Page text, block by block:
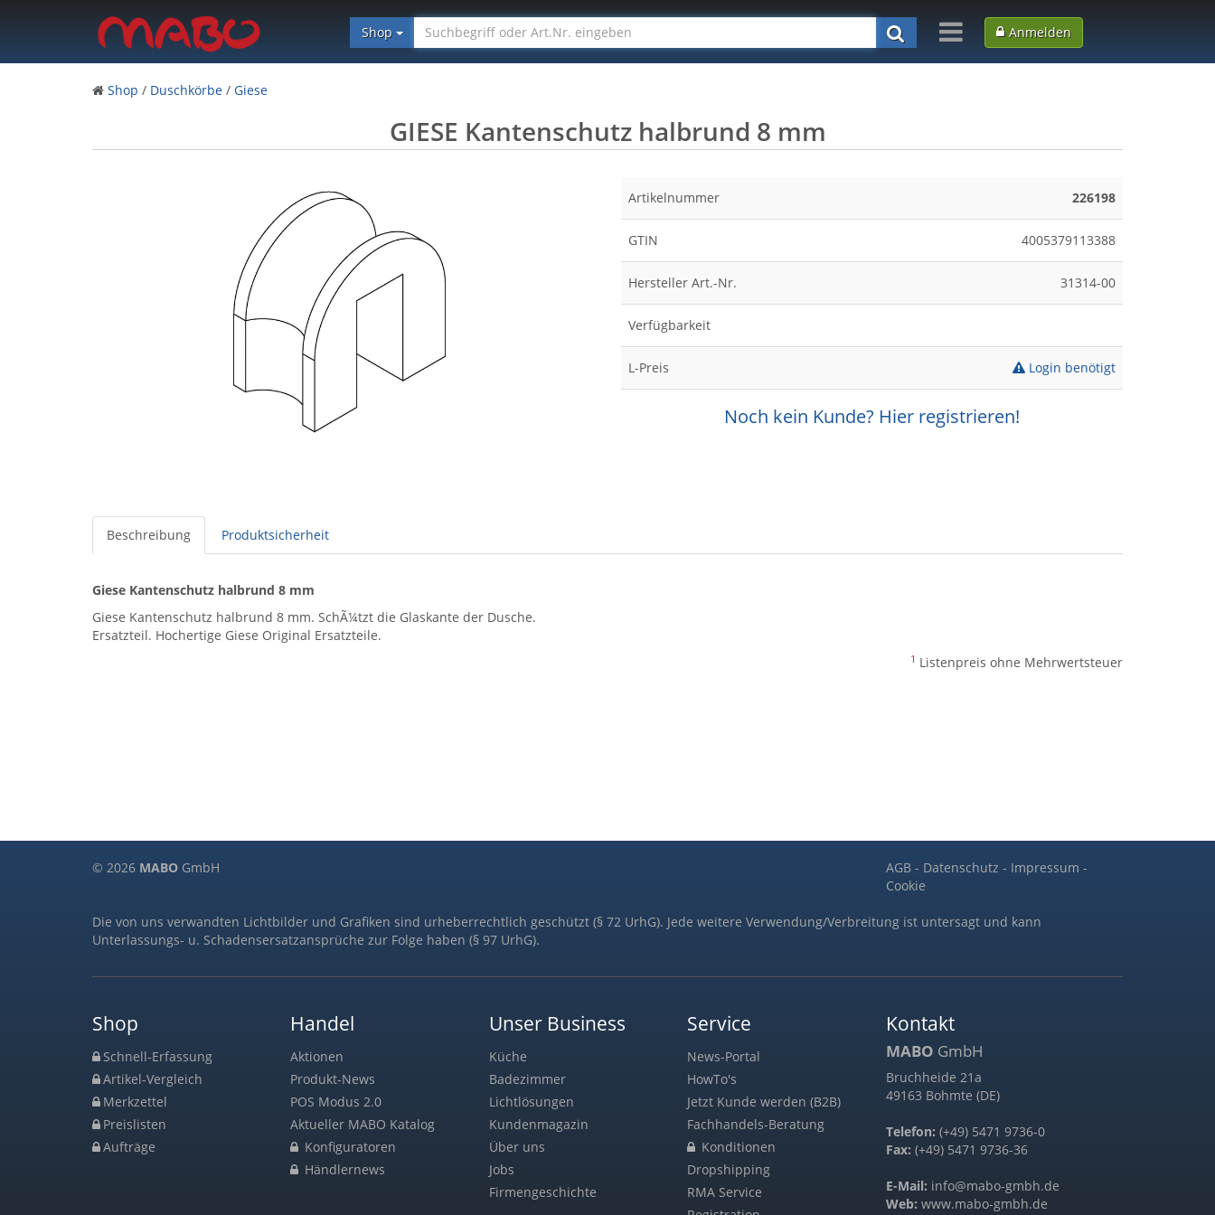
Shop Anmelden
Shop / Duschkörbe / Giese
GIESE Kantenschutz halbrund 8 mm
Artikelnummer 226198
GTIN 4005379113388
Hersteller Art.-Nr. 31314-00
Verfügbarkeit
L-Preis Login benötigt
Noch kein Kunde? Hier registrieren!
Beschreibung Produktsicherheit
Giese Kantenschutz halbrund 8 mm
Giese Kantenschutz halbrund 8 mm. SchÃ¼tzt die Glaskante der Dusche.
Ersatzteil. Hochertige Giese Original Ersatzteile.
1 Listenpreis ohne Mehrwertsteuer
© 2026 MABO GmbH AGB- Datenschutz - Impressum -
Cookie
Die von uns verwandten Lichtbilder und Grafiken sind urheberrechtlich geschützt (§ 72 UrhG). Jede weitere Verwendung/Verbreitung ist untersagt und kann
Unterlassungs- u. Schadensersatzansprüche zur Folge haben (§ 97 UrhG).
Shop
Schnell-Erfassung
Artikel-Vergleich
Merkzettel
Preislisten
Aufträge
Handel
Aktionen
Produkt-News
POS Modus 2.0
Aktueller MABO Katalog
Konfiguratoren
Händlernews
Unser Business
Küche
Badezimmer
Lichtlösungen
Kundenmagazin
Über uns
Jobs
Firmengeschichte
Service
News-Portal
HowTo's
Jetzt Kunde werden (B2B)
Fachhandels-Beratung
Konditionen
Dropshipping
RMA Service
Kontakt
MABO GmbH
Bruchheide 21a
49163 Bohmte (DE)
Telefon: (+49) 5471 9736-0
Fax: (+49) 5471 9736-36
E-Mail: info@mabo-gmbh.de
Web: www.mabo-gmbh.de